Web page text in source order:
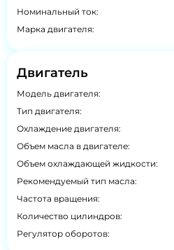
Номинальный ток:
Марка двигателя:
Двигатель
Модель двигателя:
Тип двигателя:
Охлаждение двигателя:
Объем масла в двигателе:
Объем охлаждающей жидкости:
Рекомендуемый тип масла:
Частота вращения:
Количество цилиндров:
Регулятор оборотов: